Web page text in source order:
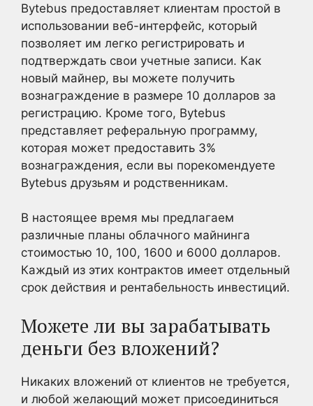
Bytebus предоставляет клиентам простой в
использовании веб-интерфейс, который
позволяет им легко регистрировать и
подтверждать свои учетные записи. Как
новый майнер, вы можете получить
вознаграждение в размере 10 долларов за
регистрацию. Кроме того, Bytebus
представляет реферальную программу,
которая может предоставить 3%
вознаграждения, если вы порекомендуете
Bytebus друзьям и родственникам.
В настоящее время мы предлагаем
различные планы облачного майнинга
стоимостью 10, 100, 1600 и 6000 долларов.
Каждый из этих контрактов имеет отдельный
срок действия и рентабельность инвестиций.
Можете ли вы зарабатывать
деньги без вложений?
Никаких вложений от клиентов не требуется,
и любой желающий может присоединиться